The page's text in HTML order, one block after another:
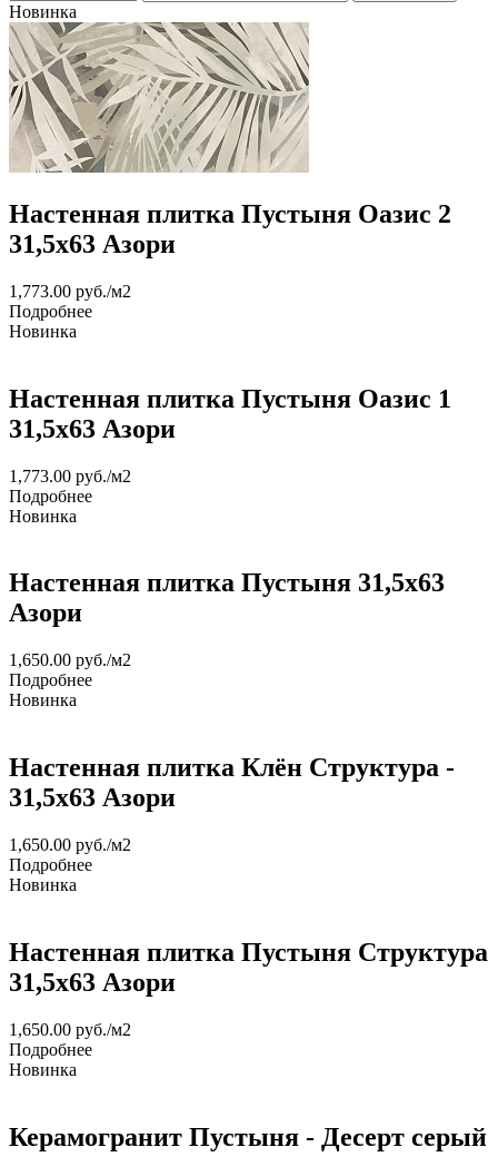
Новинка
Настенная плитка Пустыня Оазис 2
31,5х63 Азори
1,773.00 руб./м2
Подробнее
Новинка
Настенная плитка Пустыня Оазис 1
31,5х63 Азори
1,773.00 руб./м2
Подробнее
Новинка
Настенная плитка Пустыня 31,5х63
Азори
1,650.00 руб./м2
Подробнее
Новинка
Настенная плитка Клён Структура -
31,5х63 Азори
1,650.00 руб./м2
Подробнее
Новинка
Настенная плитка Пустыня Структура
31,5х63 Азори
1,650.00 руб./м2
Подробнее
Новинка
Керамогранит Пустыня - Десерт серый